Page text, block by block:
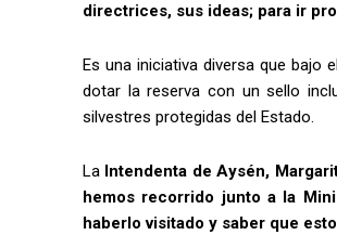
directrices, sus ideas; para ir
Es una iniciativa diversa que bajo
dotar la reserva con un sello
silvestres protegidas del Estado.
La Intendenta de Aysén,
hemos recorrido junto a la
haberlo visitado y saber que